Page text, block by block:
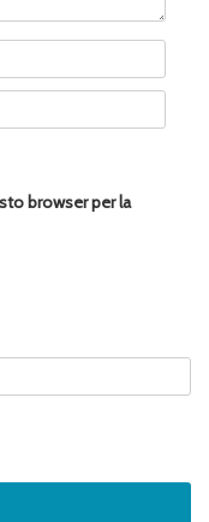
browser per la